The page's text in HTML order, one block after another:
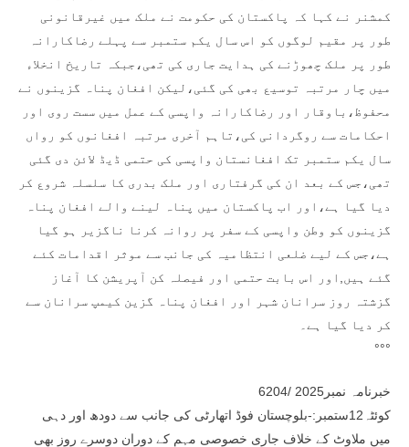
کمشنر نے کہا کہ پاکستان کی حکومت نے ملک میں غیرقانونی
طور پر مقیم لوگوں کو اس سال یکم ستمبر سے پہلے رضاکارانہ
طور پر ملک چھوڑنے کی ہدایت جاری کی تھی،جبکہ تاریخ انخلاء
میں چار مرتبہ توسیع بھی کی گئی،لیکن افغان پناہ گزینوں نے
محفوظ،باوقار اور رضاکارانہ واپسی کے عمل میں سست روی اور
احکامات سے روگردانی کی،تاہم آخری مرتبہ افغانوں کو رواں
سال یکم ستمبر تک افغانستان واپسی کی حتمی ڈیڈ لائن دی گئی
تھی،جس کے بعد ان کی گرفتاری اور ملک بدری کا سلسلہ شروع کر
دیا گیا ہے،اور اب پاکستان میں پناہ لینے والے افغان پناہ
گزینوں کو وطن واپسی کے سفر پر روانہ کرنا ناگزیر ہو گیا
ہے،جس کے لیے ضلعی انتظامیہ کی جانب سے موثر اقدامات کئے
گئے ہیں,اور اس بابت حتمی اور فیصلہ کن آپریشن کا آغاز
گزشتہ روز سرانان شہر اور افغان پناہ گزین کیمپ سرانان سے
کر دیا گیا ہے۔
°°°
خبرنامہ نمبر2025 /6204
کوئٹہ12ستمبر:-بلوچستان فوڈ اتھارٹی کی جانب سے دودھ اور دہی
میں ملاوٹ کے خلاف جاری خصوصی مہم کے دوران دوسرے روز بھی